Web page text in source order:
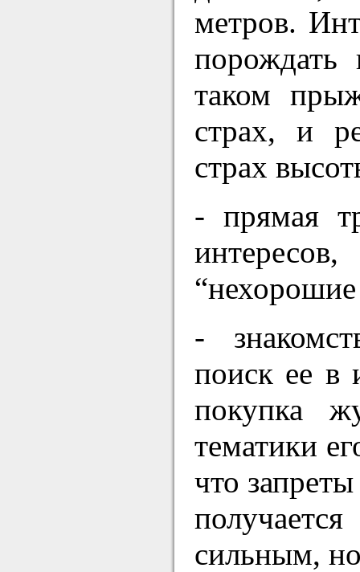
метров.
порождать
таком
страх, и
страх
- прямая
“нехорошие
-
поиск ее в
покупка
тематики
что
сильным,